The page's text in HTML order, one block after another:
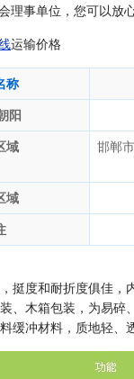
理事单位，您可以放
运输价格
称
阳
域
邯郸
域
挺度和耐折度俱佳，
、木箱包装，为易碎
缓冲材料，质地轻、